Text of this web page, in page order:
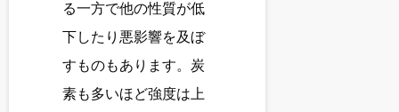
る一方で他の性質が低
下したり悪影響を及ぼ
すものもあります。炭
素も多いほど強度は上